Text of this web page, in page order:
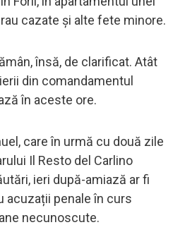
cazate și alte fete minore.
însă, de clarificat. Atât
din comandamentul
în aceste ore.
care în urmă cu două zile
Il Resto del Carlino
ieri după-amiază ar fi
acuzații penale în curs
necunoscute.